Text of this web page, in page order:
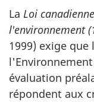
La Loi
l'environnement
1999) exige
évaluation
répondent aux